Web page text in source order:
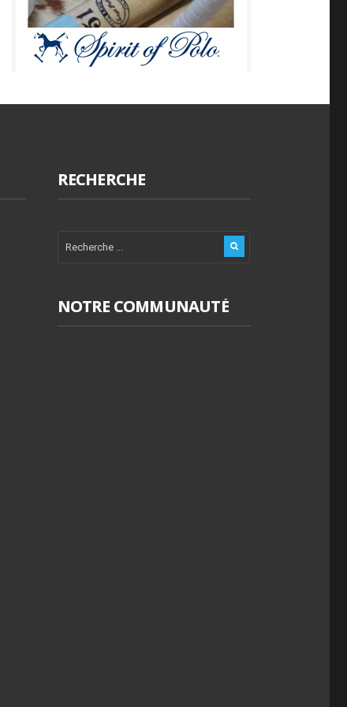
RECHERCHE
NOTRE COMMUNAUTÉ